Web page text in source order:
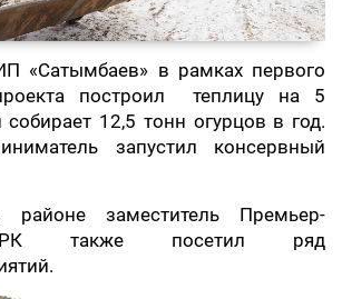
«Сатымбаев» в рамках первого
построил теплицу на 5
12,5 тонн огурцов в год.
запустил консервный
районе заместитель Премьер-
РК также посетил ряд